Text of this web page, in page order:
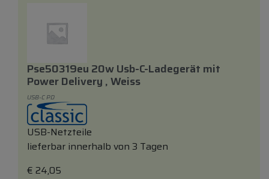
Pse50319eu 20w Usb-C-Ladegerät mit
Power Delivery , Weiss
USB-C PD
USB-Netzteile
lieferbar innerhalb von 3 Tagen
€ 24,05